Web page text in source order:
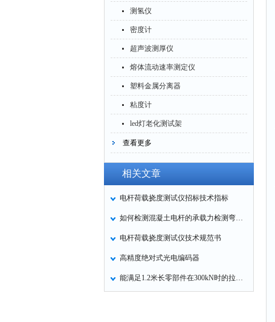
测氢仪
密度计
超声波测厚仪
熔体流动速率测定仪
塑料金属分离器
粘度计
led灯老化测试架
查看更多
相关文章
电杆荷载挠度测试仪招标技术指标
如何检测混凝土电杆的承载力检测弯矩及荷载挠度值
电杆荷载挠度测试仪技术规范书
高精度绝对式光电编码器
能满足1.2米长零部件在300kN时的拉力试验机